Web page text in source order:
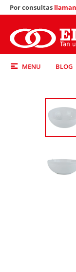
MENU BLOG
Por consultas